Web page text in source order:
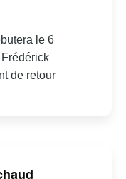
le 6
de retour